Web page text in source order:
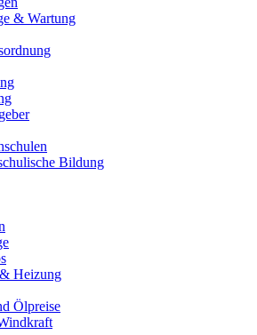
& Wartung
Bildung
Heizung
Ölpreise